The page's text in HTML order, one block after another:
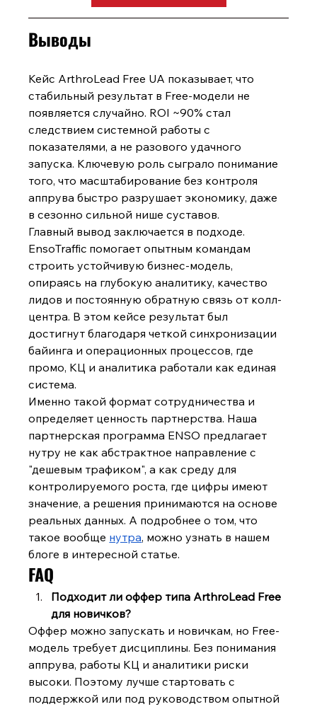
Выводы
Кейс ArthroLead Free UA показывает, что
стабильный результат в Free-модели не
появляется случайно. ROI ~90% стал
следствием системной работы с
показателями, а не разового удачного
запуска. Ключевую роль сыграло понимание
того, что масштабирование без контроля
аппрува быстро разрушает экономику, даже
в сезонно сильной нише суставов.
Главный вывод заключается в подходе.
EnsoTraffic помогает опытным командам
строить устойчивую бизнес-модель,
опираясь на глубокую аналитику, качество
лидов и постоянную обратную связь от колл-
центра. В этом кейсе результат был
достигнут благодаря четкой синхронизации
байинга и операционных процессов, где
промо, КЦ и аналитика работали как единая
система.
Именно такой формат сотрудничества и
определяет ценность партнерства. Наша
партнерская программа ENSO предлагает
нутру не как абстрактное направление с
"дешевым трафиком", а как среду для
контролируемого роста, где цифры имеют
значение, а решения принимаются на основе
реальных данных. А подробнее о том, что
такое вообще нутра, можно узнать в нашем
блоге в интересной статье.
FAQ
Подходит ли оффер типа ArthroLead Free
для новичков?
Оффер можно запускать и новичкам, но Free-
модель требует дисциплины. Без понимания
аппрува, работы КЦ и аналитики риски
высоки. Поэтому лучше стартовать с
поддержкой или под руководством опытной